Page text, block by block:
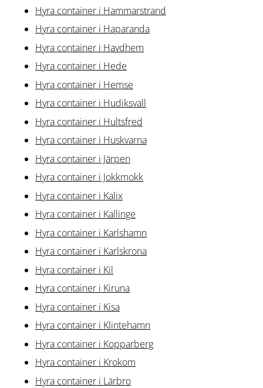
Hyra container i Hammarstrand
Hyra container i Haparanda
Hyra container i Havdhem
Hyra container i Hede
Hyra container i Hemse
Hyra container i Hudiksvall
Hyra container i Hultsfred
Hyra container i Huskvarna
Hyra container i Järpen
Hyra container i Jokkmokk
Hyra container i Kalix
Hyra container i Kallinge
Hyra container i Karlshamn
Hyra container i Karlskrona
Hyra container i Kil
Hyra container i Kiruna
Hyra container i Kisa
Hyra container i Klintehamn
Hyra container i Kopparberg
Hyra container i Krokom
Hyra container i Lärbro